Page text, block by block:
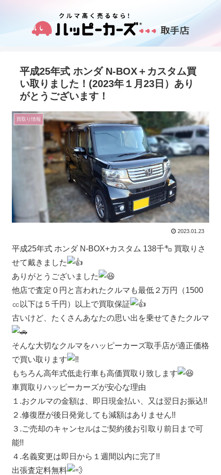
平成25年式 ホンダ N-BOX＋カスタム買
い取りました！(2023年１月23日）あり
がとうございます！
買取り情報
2023.01.23
平成25年式 ホンダ N-BOX+カスタム 138千㌔ 買取りさ
せて戴きました
ありがとうございました
他店で査定０円と言われたクルマも最低２万円（1500
㏄以下は５千円）以上で買取保証
古いけど、たくさんあなたの思い出を乗せてきたクルマ
そんな大切なクルマをハッピーカーズ取手店が適正価格
で買い取ります
もちろん高年式低走行車も高価買取り致します
車買取りハッピーカーズが安心な理由
１.おクルマの金額は、即日現金払い、又は翌日お振込!!
２.修復歴が後日発覚しても減額はありません!!
３.ご売却のキャンセルはご契約後お引取り前日まで可
能!!
４.名義変更は即日から１週間以内に完了!!
出張査定料無料